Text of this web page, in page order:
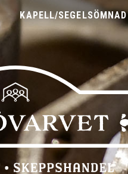
KAPELL/SEGELSÖMNAD